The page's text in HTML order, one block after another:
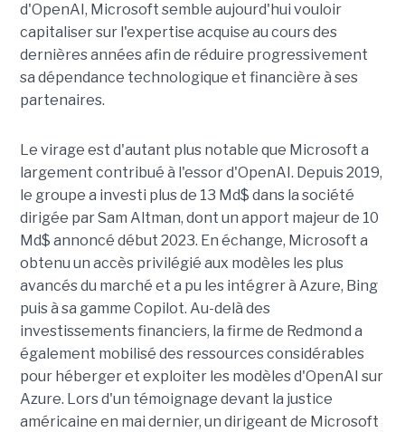
d'OpenAI, Microsoft semble aujourd'hui vouloir
capitaliser sur l'expertise acquise au cours des
dernières années afin de réduire progressivement
sa dépendance technologique et financière à ses
partenaires.
Le virage est d'autant plus notable que Microsoft a
largement contribué à l'essor d'OpenAI. Depuis 2019,
le groupe a investi plus de 13 Md$ dans la société
dirigée par Sam Altman, dont un apport majeur de 10
Md$ annoncé début 2023. En échange, Microsoft a
obtenu un accès privilégié aux modèles les plus
avancés du marché et a pu les intégrer à Azure, Bing
puis à sa gamme Copilot. Au-delà des
investissements financiers, la firme de Redmond a
également mobilisé des ressources considérables
pour héberger et exploiter les modèles d'OpenAI sur
Azure. Lors d'un témoignage devant la justice
américaine en mai dernier, un dirigeant de Microsoft